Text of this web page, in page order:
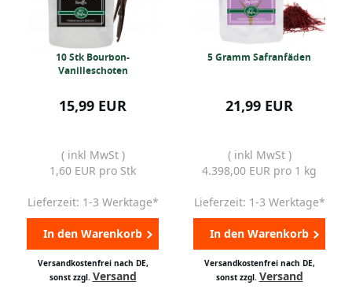
10 Stk Bourbon-
Vanilleschoten
15,99 EUR
( inkl MwSt )
1,60 EUR pro Stk
Lieferzeit: 1-3 Werktage*
In den Warenkorb
Versandkostenfrei nach DE,
sonst zzgl. Versand
5 Gramm Safranfäden
21,99 EUR
( inkl MwSt )
4.398,00 EUR pro 1 kg
Lieferzeit: 1-3 Werktage*
In den Warenkorb
Versandkostenfrei nach DE,
sonst zzgl. Versand